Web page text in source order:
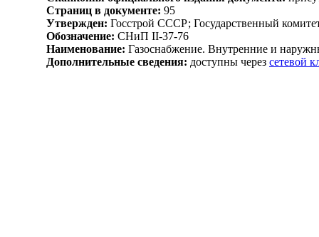
Страниц в документе: 95
Утвержден: Госстрой СССР; Государственный
Обозначение: СНиП II-37-76
Наименование: Газоснабжение. Внутренние и
Дополнительные сведения: доступны через сетевой